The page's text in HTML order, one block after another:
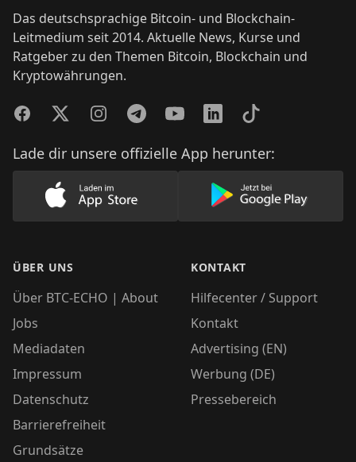
Das deutschsprachige Bitcoin- und Blockchain-
Leitmedium seit 2014. Aktuelle News, Kurse und
Ratgeber zu den Themen Bitcoin, Blockchain und
Kryptowährungen.
FacebookTwitterInstagramTelegramYouTubeLinkedInTikTok
Lade dir unsere offizielle App herunter:
Lade unsere App im AppStore herunter
Lade unsere
ÜBER UNS
Über BTC-ECHO | About
Jobs
Mediadaten
Impressum
Datenschutz
Barrierefreiheit
Grundsätze
KONTAKT
Hilfecenter / Support
Kontakt
Advertising (EN)
Werbung (DE)
Pressebereich